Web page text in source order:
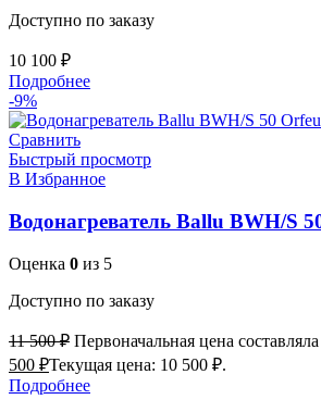
Доступно по заказу
10 100 ₽
Подробнее
-9%
Сравнить
Быстрый просмотр
В Избранное
Водонагреватель Ballu BWH/S
Оценка 0 из 5
Доступно по заказу
11 500₽ Первоначальная цена
500 ₽Текущая цена: 10 500 ₽.
Подробнее